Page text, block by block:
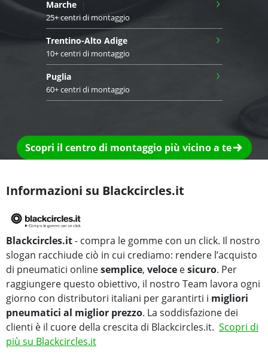
Marche
25+ centri di montaggio
Trentino-Alto Adige
10+ centri di montaggio
›
Puglia
60+ centri di montaggio
›
Scopri il centro di montaggio più vicino a te
Informazioni su Blackcircles.it
Blackcircles.it- compra le gomme con un click. Il nostro
slogan racchiude ciò in cui crediamo: rendere l’acquisto
di pneumatici onlinesemplice, veloce esicuro. Per
raggiungere questo obiettivo, il nostro Team lavora ogni
giorno con distributori italiani per garantirti i migliori
pneumatici al miglior prezzo. La soddisfazione dei
clienti è il cuore della crescita di Blackcircles.it. Scopri di
più su Blackcircles.it